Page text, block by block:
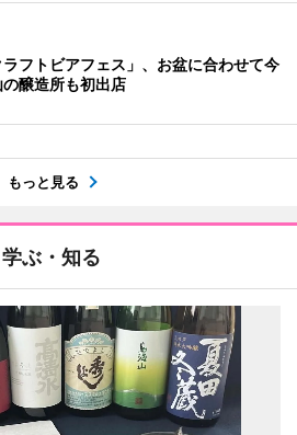
フトビアフェス」、お盆に合わせて今
醸造所も初出店
もっと見る
学ぶ・知る